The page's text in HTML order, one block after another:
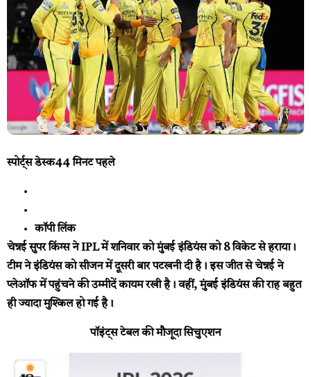
स्पोर्ट्स डेस्क44 मिनट पहले
कॉपी लिंक
चेन्नई सुपर किंग्स ने IPL में शनिवार को मुंबई इंडियंस को 8 विकेट से हराया।
टीम ने इंडियंस को सीजन में दूसरी बार पटखनी दी है। इस जीत से चेन्नई ने
प्लेऑफ में पहुंचने की उम्मीदें कायम रखी है। वहीं, मुंबई इंडियंस की राह बहुत
ही ज्यादा मुश्किल हो गई है।
पॉइंट्स टेबल की मौजूदा सिचुएशन